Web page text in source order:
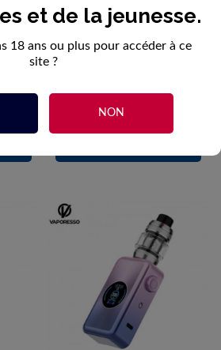
et de la jeunesse.
18 ans ou plus pour accéder à ce
site ?
NON
53,90 €